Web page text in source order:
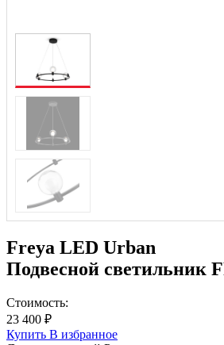
Freya LED Urban
Подвесной светильник
Стоимость:
23 400 ₽
Купить В избранное